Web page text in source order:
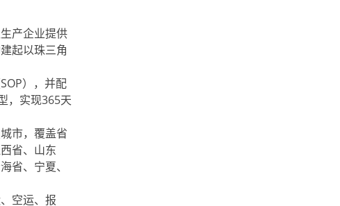
产企业提供
起以珠三角
），并配
，实现365天
市，覆盖省
省、山东
省、宁夏、
空运、报